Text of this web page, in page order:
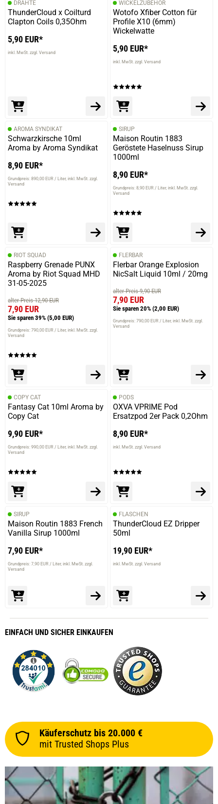
DRÄHTE
ThunderCloud x Coilturd
Clapton Coils 0,35Ohm
5,90 EUR*
inkl. MwSt. zzgl. Versand
WICKELZUBEHÖR
Wotofo Xfiber Cotton für
Profile X10 (6mm)
Wickelwatte
5,90 EUR*
inkl. MwSt. zzgl. Versand
AROMA SYNDIKAT
Schwarzkirsche 10ml
Aroma by Aroma Syndikat
8,90 EUR*
Grundpreis: 890,00 EUR / Liter inkl. MwSt. zzgl.
Versand
SIRUP
Maison Routin 1883
Geröstete Haselnuss Sirup
1000ml
8,90 EUR*
Grundpreis: 8,90 EUR / Liter inkl. MwSt. zzgl.
Versand
RIOT SQUAD
Raspberry Grenade PUNX
Aroma by Riot Squad MHD
31-05-2025
alter Preis 12,90 EUR
7,90 EUR
Sie sparen 39% (5,00 EUR)
Grundpreis: 790,00 EUR / Liter inkl. MwSt. zzgl.
Versand
FLERBAR
Flerbar Orange Explosion
NicSalt Liquid 10ml / 20mg
alter Preis 9,90 EUR
7,90 EUR
Sie sparen 20% (2,00 EUR)
Grundpreis: 790,00 EUR / Liter inkl. MwSt. zzgl.
Versand
COPY CAT
Fantasy Cat 10ml Aroma by
Copy Cat
9,90 EUR*
Grundpreis: 990,00 EUR / Liter inkl. MwSt. zzgl.
Versand
PODS
OXVA VPRIME Pod
Ersatzpod 2er Pack 0,2Ohm
8,90 EUR*
inkl. MwSt. zzgl. Versand
SIRUP
Maison Routin 1883 French
Vanilla Sirup 1000ml
7,90 EUR*
Grundpreis: 7,90 EUR / Liter inkl. MwSt. zzgl.
Versand
FLASCHEN
ThunderCloud EZ Dripper
50ml
19,90 EUR*
inkl. MwSt. zzgl. Versand
EINFACH UND SICHER EINKAUFEN
Käuferschutz bis 20.000 €
mit Trusted Shops Plus